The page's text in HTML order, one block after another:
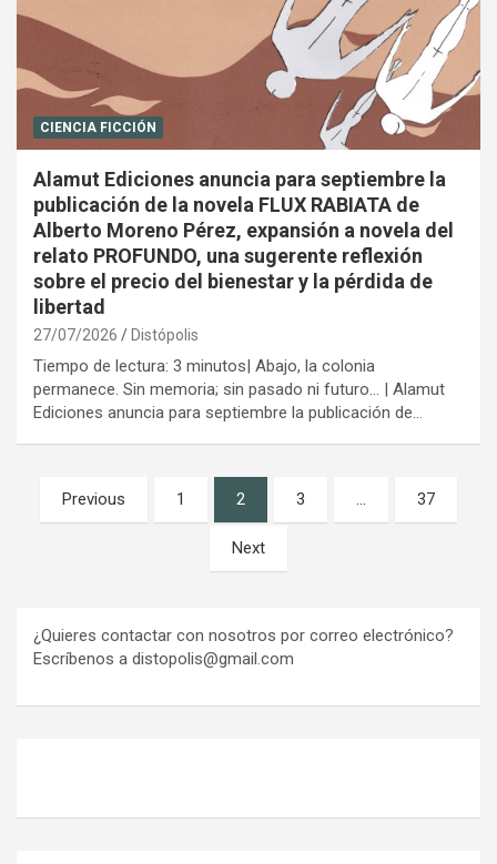
CIENCIA FICCIÓN
Alamut Ediciones anuncia para septiembre la
publicación de la novela FLUX RABIATA de
Alberto Moreno Pérez, expansión a novela del
relato PROFUNDO, una sugerente reflexión
sobre el precio del bienestar y la pérdida de
libertad
27/07/2026 Distópolis
Tiempo de lectura: 3 minutos| Abajo, la colonia
permanece. Sin memoria; sin pasado ni futuro… | Alamut
Ediciones anuncia para septiembre la publicación de…
Paginación
de
Previous 1 2 3 … 37
Next
¿Quieres contactar con nosotros por correo electrónico?
Escríbenos a distopolis@gmail.com